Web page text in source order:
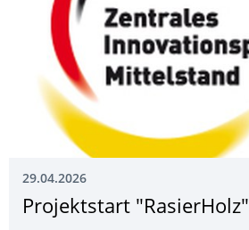
29.04.2026
Projektstart "RasierHolz"